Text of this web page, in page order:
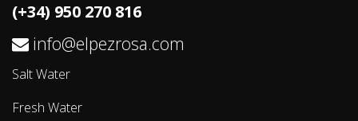
(+34) 950 270 816
info@elpezrosa.com
Salt Water
Fresh Water